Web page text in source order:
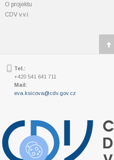
O projektu
CDV v.v.i.
Tel.:
+420 541 641 711
Mail:
eva.ksicova@cdv.gov.cz